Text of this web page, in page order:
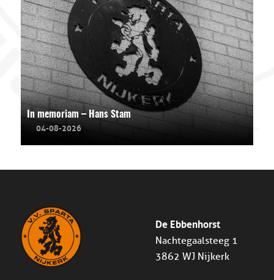
In memoriam – Hans Stam
04-08-2026
De Ebbenhorst
Nachtegaalsteeg 1
3862 WJ Nijkerk